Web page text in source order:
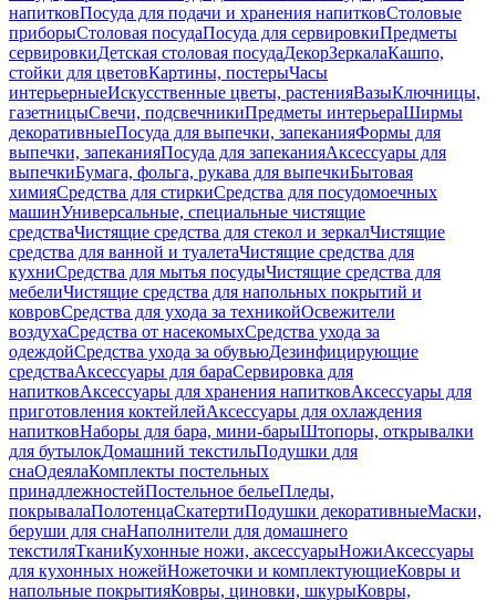
напитковПосуда для подачи и хранения напитковСтоловые
приборыСтоловая посудаПосуда для сервировкиПредметы
сервировкиДетская столовая посудаДекорЗеркалаКашпо,
стойки для цветовКартины, постерыЧасы
интерьерныеИскусственные цветы, растенияВазыКлючницы,
газетницыСвечи, подсвечникиПредметы интерьераШирмы
декоративныеПосуда для выпечки, запеканияФормы для
выпечки, запеканияПосуда для запеканияАксессуары для
выпечкиБумага, фольга, рукава для выпечкиБытовая
химияСредства для стиркиСредства для посудомоечных
машинУниверсальные, специальные чистящие
средстваЧистящие средства для стекол и зеркалЧистящие
средства для ванной и туалетаЧистящие средства для
кухниСредства для мытья посудыЧистящие средства для
мебелиЧистящие средства для напольных покрытий и
ковровСредства для ухода за техникойОсвежители
воздухаСредства от насекомыхСредства ухода за
одеждойСредства ухода за обувьюДезинфицирующие
средстваАксессуары для бараСервировка для
напитковАксессуары для хранения напитковАксессуары для
приготовления коктейлейАксессуары для охлаждения
напитковНаборы для бара, мини-барыШтопоры, открывалки
для бутылокДомашний текстильПодушки для
снаОдеялаКомплекты постельных
принадлежностейПостельное бельеПледы,
покрывалаПолотенцаСкатертиПодушки декоративныеМаски,
беруши для снаНаполнители для домашнего
текстиляТканиКухонные ножи, аксессуарыНожиАксессуары
для кухонных ножейНожеточки и комплектующиеКовры и
напольные покрытияКовры, циновки, шкурыКовры,